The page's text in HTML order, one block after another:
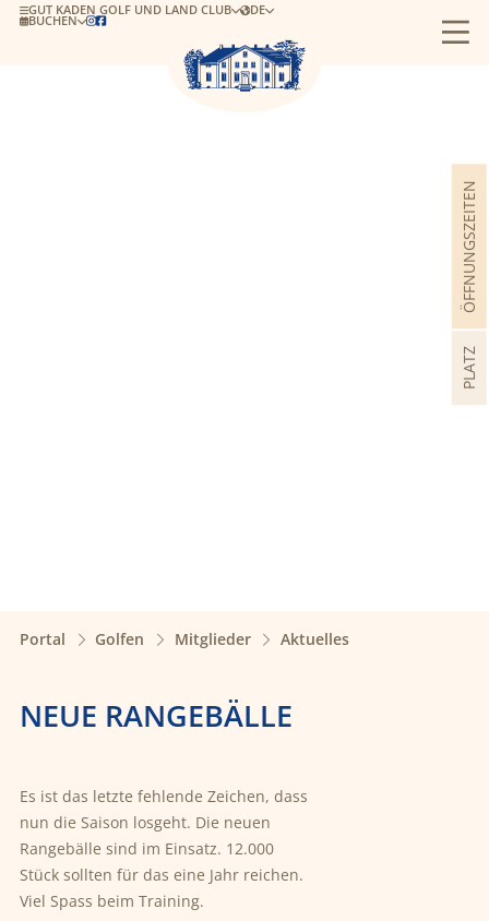
BUCHEN 
GUT KADEN GOLF UND LAND CLUB DE
PLATZ
ÖFFNUNGSZEITEN
Portal Golfen Mitglieder Aktuelles
NEUE RANGEBÄLLE
Es ist das letzte fehlende Zeichen, dass
nun die Saison losgeht. Die neuen
Rangebälle sind im Einsatz. 12.000
Stück sollten für das eine Jahr reichen.
Viel Spass beim Training.